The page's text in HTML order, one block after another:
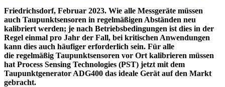
Friedrichsdorf, Februar 2023. Wie alle Messgeräte müssen
auch Taupunktsensoren in regelmäßigen Abständen neu
kalibriert werden; je nach Betriebsbedingungen ist dies in der
Regel einmal pro Jahr der Fall, bei kritischen Anwendungen
kann dies auch häufiger erforderlich sein. Für alle
die regelmäßig Taupunktsensoren vor Ort kalibrieren müssen
hat Process Sensing Technologies (PST) jetzt mit dem
Taupunktgenerator ADG400 das ideale Gerät auf den Markt
gebracht.